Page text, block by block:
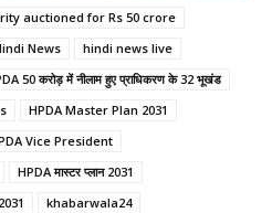
auctioned for Rs 50 crore
News
hindi news live
50 करोड़ में नीलाम हुए प्राधिकरण के 32 भूखंड
HPDA Master Plan 2031
Vice President
HPDA मास्टर प्लान 2031
khabarwala24